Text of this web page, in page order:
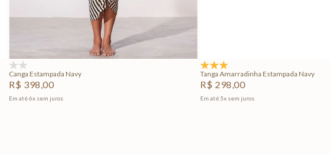
U
Adicionar na sacola
Canga Estampada Navy
R$ 398,00
Em até6x sem juros
Tanga Amarradinha Estampada Navy
R$ 298,00
Em até 5x sem juros